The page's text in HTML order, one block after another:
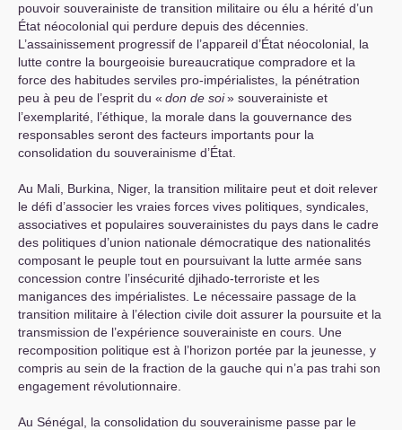
pouvoir souverainiste de transition militaire ou élu a hérité d’un
État néocolonial qui perdure depuis des décennies.
L’assainissement progressif de l’appareil d’État néocolonial, la
lutte contre la bourgeoisie bureaucratique compradore et la
force des habitudes serviles pro-impérialistes, la pénétration
peu à peu de l’esprit du « don de soi» souverainiste et
l’exemplarité, l’éthique, la morale dans la gouvernance des
responsables seront des facteurs importants pour la
consolidation du souverainisme d’État.
Au Mali, Burkina, Niger, la transition militaire peut et doit relever
le défi d’associer les vraies forces vives politiques, syndicales,
associatives et populaires souverainistes du pays dans le cadre
des politiques d’union nationale démocratique des nationalités
composant le peuple tout en poursuivant la lutte armée sans
concession contre l’insécurité djihado-terroriste et les
manigances des impérialistes. Le nécessaire passage de la
transition militaire à l’élection civile doit assurer la poursuite et la
transmission de l’expérience souverainiste en cours. Une
recomposition politique est à l’horizon portée par la jeunesse, y
compris au sein de la fraction de la gauche qui n’a pas trahi son
engagement révolutionnaire.
Au Sénégal, la consolidation du souverainisme passe par le